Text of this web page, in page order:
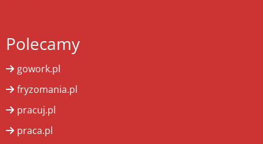
Polecamy
gowork.pl
fryzomania.pl
pracuj.pl
praca.pl